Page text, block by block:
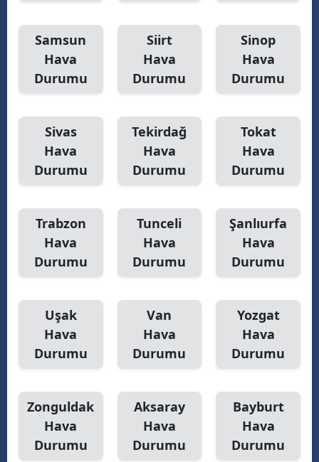
Samsun
Hava
Durumu
Siirt
Hava
Durumu
Sinop
Hava
Durumu
Sivas
Hava
Durumu
Tekirdağ
Hava
Durumu
Tokat
Hava
Durumu
Trabzon
Hava
Durumu
Tunceli
Hava
Durumu
Şanlıurfa
Hava
Durumu
Uşak
Hava
Durumu
Van
Hava
Durumu
Yozgat
Hava
Durumu
Zonguldak
Hava
Durumu
Aksaray
Hava
Durumu
Bayburt
Hava
Durumu